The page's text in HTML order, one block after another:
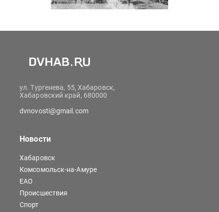
ул. Тургенева, 55, Хабаровск,
Хабаровский край, 680000
dvnovosti@gmail.com
Новости
Хабаровск
Комсомольск-на-Амуре
ЕАО
Происшествия
Спорт